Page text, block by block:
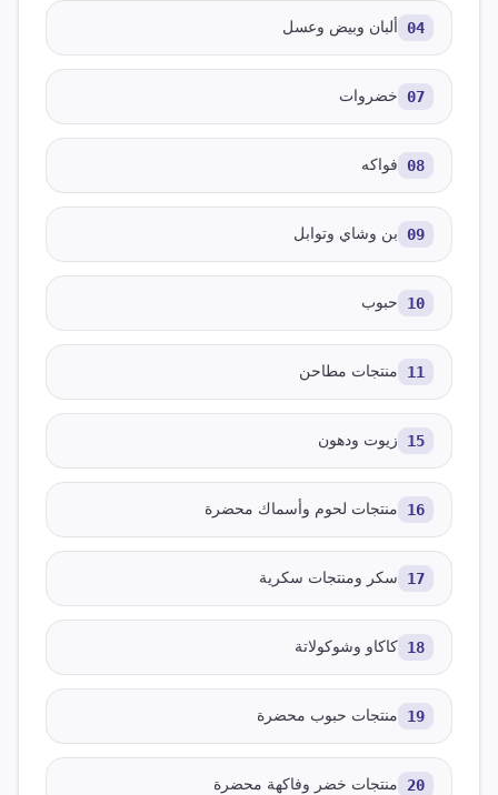
04 ألبان وبيض وعسل
07 خضروات
08 فواكه
09 بن وشاي وتوابل
10 حبوب
11 منتجات مطاحن
15 زيوت ودهون
16 منتجات لحوم وأسماك محضرة
17 سكر ومنتجات سكرية
18 كاكاو وشوكولاتة
19 منتجات حبوب محضرة
20 منتجات خضر وفاكهة محضرة